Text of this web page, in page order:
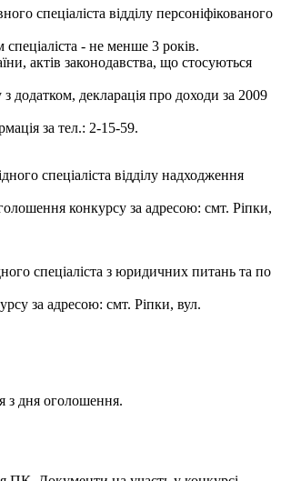
спеціаліста відділу персоніфікованого
- не менше 3 років.
актів законодавства, що стосуються
додатком, декларація про доходи за 2009
за тел.: 2-15-59.
спеціаліста відділу надходження
конкурсу за адресою: смт. Ріпки,
спеціаліста з юридичних питань та по
за адресою: смт. Ріпки, вул.
з дня оголошення.